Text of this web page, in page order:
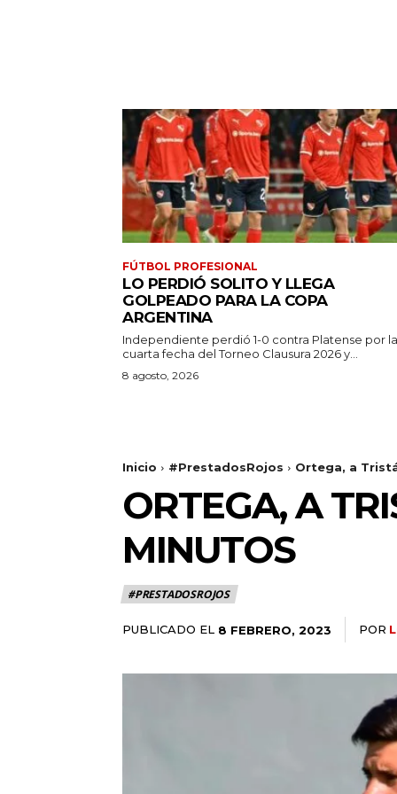
FÚTBOL PROFESIONAL
LO PERDIÓ SOLITO Y LLEGA
GOLPEADO PARA LA COPA
ARGENTINA
Independiente perdió 1-0 contra Platense por la
cuarta fecha del Torneo Clausura 2026 y...
8 agosto, 2026